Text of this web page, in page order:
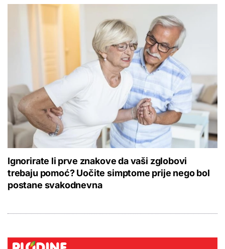
Ignorirate li prve znakove da vaši zglobovi
trebaju pomoć? Uočite simptome prije nego bol
postane svakodnevna